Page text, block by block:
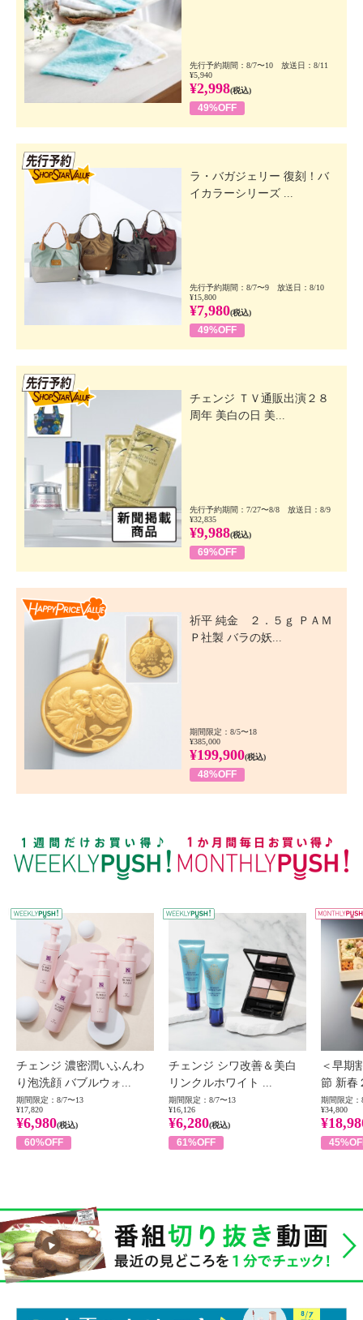
先行予約期間：8/7〜10 放送日：8/11
¥5,940
¥2,998(税込)
49%OFF
ラ・バガジェリー 復刻！バ
イカラーシリーズ ...
先行予約期間：8/7〜9 放送日：8/10
¥15,800
¥7,980(税込)
49%OFF
チェンジ ＴＶ通販出演２８
周年 美白の日 美...
先行予約期間：7/27〜8/8 放送日：8/9
¥32,835
¥9,988(税込)
69%OFF
祈平 純金 ２．５ｇ ＰＡＭ
Ｐ社製 バラの妖...
期間限定：8/5〜18
¥385,000
¥199,900(税込)
48%OFF
WEEKLY PUSH
チェンジ 濃密潤いふんわ
り泡洗顔 バブルウォ...
期間限定：8/7〜13
¥17,820
¥6,980(税込)
60%OFF
チェンジ シワ改善＆美白
リンクルホワイト ...
期間限定：8/7〜13
¥16,126
¥6,280(税込)
61%OFF
＜早期
節 新春
期間限定：
¥34,800